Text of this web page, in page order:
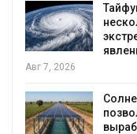
пожары: сразу
столкнулись с
природными
над каналами
и экономить